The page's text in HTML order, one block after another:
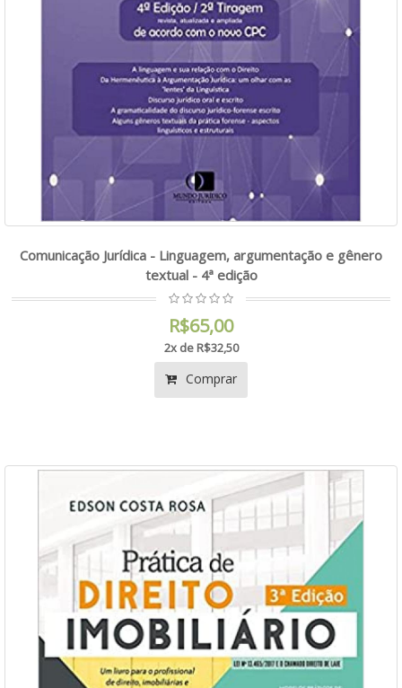
Comunicação Jurídica - Linguagem, argumentação e gênero
textual - 4ª edição
R$65,00
2x de R$32,50
Comprar